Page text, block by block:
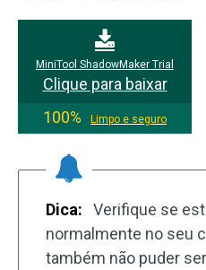
MiniTool ShadowMaker Trial
Clique para baixar
100%
Limpo e seguro
Dica:
Verifique se
normalmente no seu
também não puder